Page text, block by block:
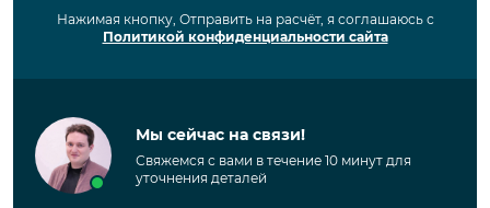
Нажимая кнопку, Отправить на расчёт, я соглашаюсь с
Политикой конфиденциальности сайта
Мы сейчас на связи!
Свяжемся с вами в течение 10 минут для
уточнения деталей